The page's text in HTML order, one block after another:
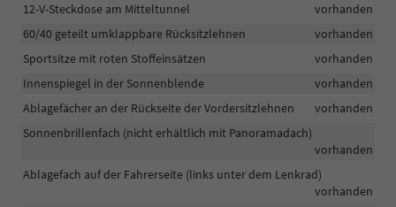
12-V-Steckdose am Mitteltunnel
vorhanden
60/40 geteilt umklappbare Rücksitzlehnen
vorhanden
Sportsitze mit roten Stoffeinsätzen
vorhanden
Innenspiegel in der Sonnenblende
vorhanden
Ablagefächer an der Rückseite der Vordersitzlehnen
vorhanden
Sonnenbrillenfach (nicht erhältlich mit Panoramadach)
vorhanden
Ablagefach auf der Fahrerseite (links unter dem Lenkrad)
vorhanden